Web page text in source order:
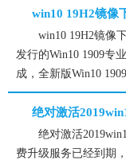
win10 19H2镜像
win10 19H2镜像
发行的Win10 1909专
成，全新版Win10
绝对激活
绝对激活
费升级服务已经到期